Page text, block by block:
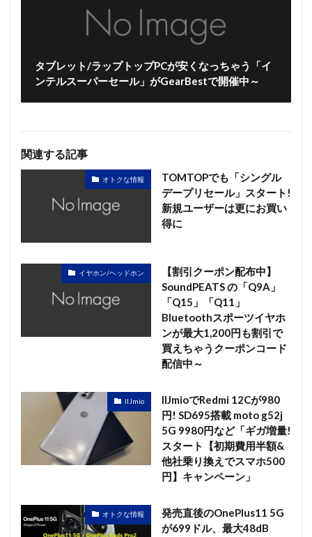
タブレット/ラップトップPCが安くなっちゃう「イ
ンテルスーパーセール」がGearBestで開催中～
関連する記事
オトクな情報
TOMTOPでも「シングル
デープリセール」スタート!
新規ユーザーは更にお買い
得に
イヤホン/ヘッドホン
【割引クーポン配布中】
SoundPEATS の「Q9A」
「Q15」「Q11」
Bluetoothスポーツイヤホ
ンが最大1,200円も割引で
買えちゃうクーポンコード
配信中～
IIJmio
IIJmioでRedmi 12Cが980
円! SD695搭載 moto g52j
5G 9980円など「ギガ増量!
スタート【初期費用半額&
他社乗り換えでスマホ500
円】キャンペーン」
オトクな情報
発売直後のOnePlus11 5G
が699ドル、最大48dB